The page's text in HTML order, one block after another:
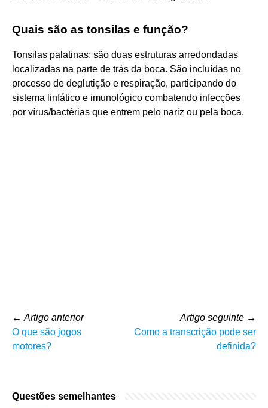
Quais são as tonsilas e função?
Tonsilas palatinas: são duas estruturas arredondadas
localizadas na parte de trás da boca. São incluídas no
processo de deglutição e respiração, participando do
sistema linfático e imunológico combatendo infecções
por vírus/bactérias que entrem pelo nariz ou pela boca.
← Artigo anterior
O que são jogos
motores?
Artigo seguinte →
Como a transcrição pode ser
definida?
Questões semelhantes